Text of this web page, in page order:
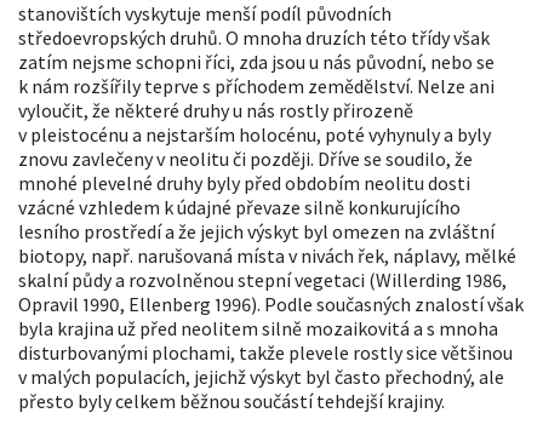
stanovištích vyskytuje menší podíl původních
středoevropských druhů. O mnoha druzích této třídy však
zatím nejsme schopni říci, zda jsou u nás původní, nebo se
k nám rozšířily teprve s příchodem zemědělství. Nelze ani
vyloučit, že některé druhy u nás rostly přirozeně
v pleistocénu a nejstarším holocénu, poté vyhynuly a byly
znovu zavlečeny v neolitu či později. Dříve se soudilo, že
mnohé plevelné druhy byly před obdobím neolitu dosti
vzácné vzhledem k údajné převaze silně konkurujícího
lesního prostředí a že jejich výskyt byl omezen na zvláštní
biotopy, např. narušovaná místa v nivách řek, náplavy, mělké
skalní půdy a rozvolněnou stepní vegetaci (Willerding 1986,
Opravil 1990, Ellenberg 1996). Podle současných znalostí však
byla krajina už před neolitem silně mozaikovitá a s mnoha
disturbovanými plochami, takže plevele rostly sice většinou
v malých populacích, jejichž výskyt byl často přechodný, ale
přesto byly celkem běžnou součástí tehdejší krajiny.